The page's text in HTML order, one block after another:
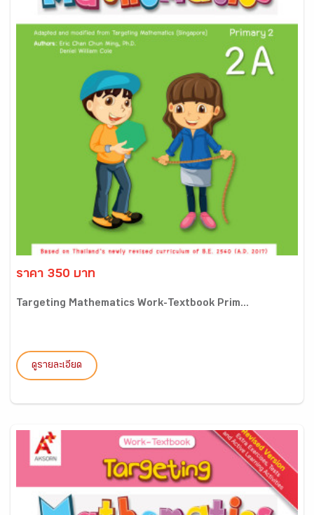
ราคา 350 บาท
Targeting Mathematics Work-Textbook Prim...
ดูรายละเอียด